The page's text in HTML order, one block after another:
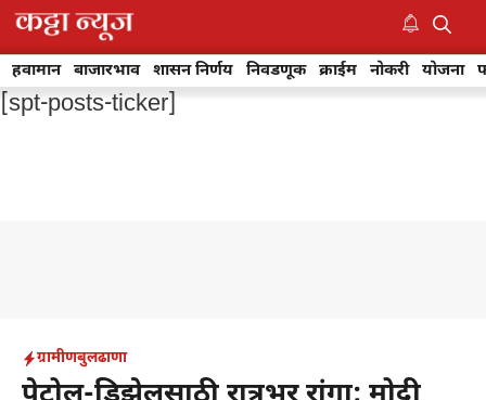
Skip
content
हवामान बाजारभाव शासन निर्णय निवडणूक क्राईम नोकरी योजना
[spt-posts-ticker]
ग्रामीणबुलढाणा